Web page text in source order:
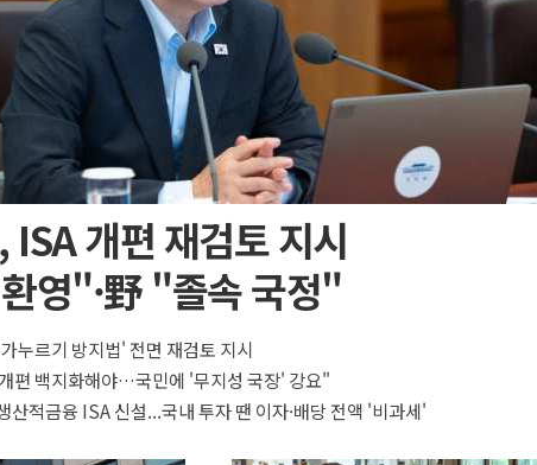
ISA 개편 재검토 지시
영"·野 "졸속 국정"
누르기 방지법' 전면 재검토 지시
편 백지화해야…국민에 '무지성 국장' 강요"
산적금융 ISA 신설...국내 투자 땐 이자·배당 전액 '비과세'